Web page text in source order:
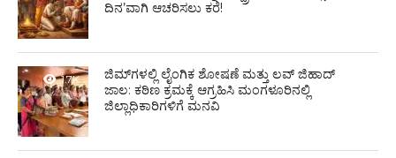
ದಿನ’ವಾಗಿ ಆಚರಿಸಲು ಕರೆ!
1.7K
ಜಿಮ್‌ಗಳಲ್ಲಿ ಲೈಂಗಿಕ ಶೋಷಣೆ ಮತ್ತು ಲವ್ ಜಿಹಾದ್
ಜಾಲ: ಕಠಿಣ ಕ್ರಮಕ್ಕೆ ಆಗ್ರಹಿಸಿ ಮಂಗಳೂರಿನಲ್ಲಿ
ಜಿಲ್ಲಾಧಿಕಾರಿಗಳಿಗೆ ಮನವಿ